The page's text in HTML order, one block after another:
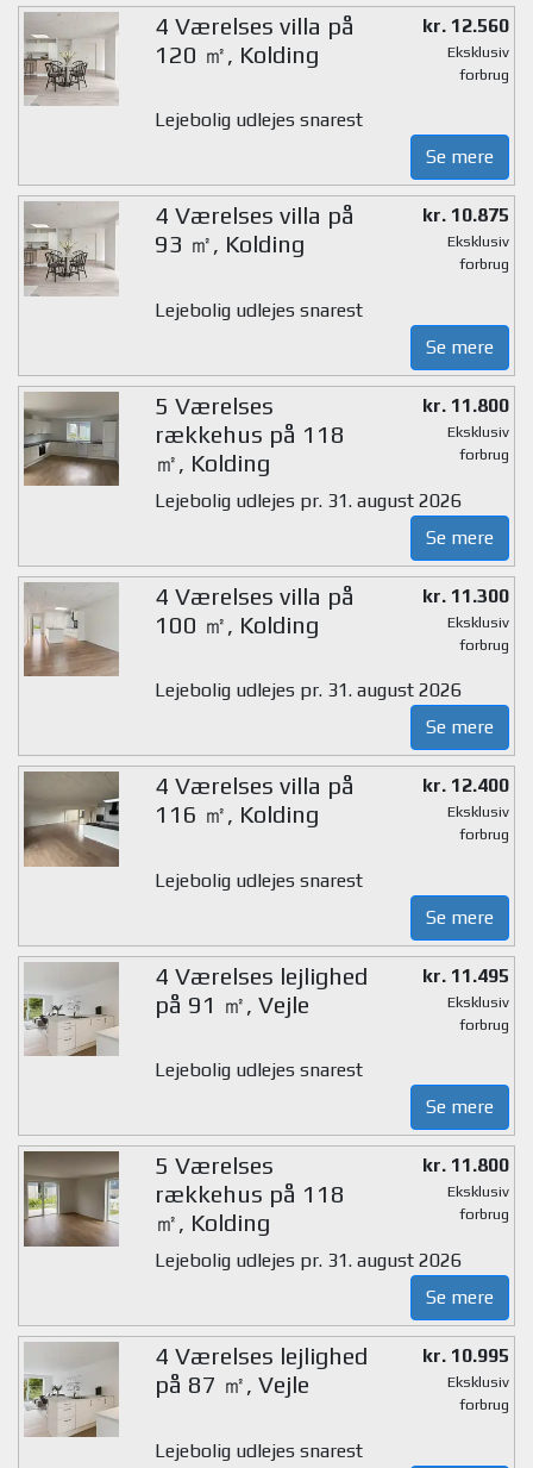
4 Værelses villa på
120 ㎡, Kolding
kr. 12.560
Eksklusiv
forbrug
Lejebolig udlejes snarest
Se mere
4 Værelses villa på
93 ㎡, Kolding
kr. 10.875
Eksklusiv
forbrug
Lejebolig udlejes snarest
Se mere
5 Værelses
rækkehus på 118
㎡, Kolding
kr. 11.800
Eksklusiv
forbrug
Lejebolig udlejes pr. 31. august 2026
Se mere
4 Værelses villa på
100 ㎡, Kolding
kr. 11.300
Eksklusiv
forbrug
Lejebolig udlejes pr. 31. august 2026
Se mere
4 Værelses villa på
116 ㎡, Kolding
kr. 12.400
Eksklusiv
forbrug
Lejebolig udlejes snarest
Se mere
4 Værelses lejlighed
på 91 ㎡, Vejle
kr. 11.495
Eksklusiv
forbrug
Lejebolig udlejes snarest
Se mere
5 Værelses
rækkehus på 118
㎡, Kolding
kr. 11.800
Eksklusiv
forbrug
Lejebolig udlejes pr. 31. august 2026
Se mere
4 Værelses lejlighed
på 87 ㎡, Vejle
kr. 10.995
Eksklusiv
forbrug
Lejebolig udlejes snarest